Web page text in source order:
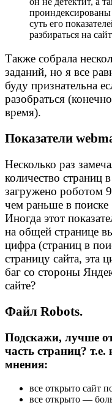
суть его
разбираться на
Также собрала
заданий, но я все
буду признательна
разобраться
время).
Показатели
Несколько раз
количество страниц
загружено роботом
чем раньше в
Иногда этот
на общей странице
цифра (страниц в
страницу сайта, эта
баг со стороны
сайте?
Файл Robots.
Подскажи, лучше
часть страниц?
мнения:
все открыто сайт
все открыто —